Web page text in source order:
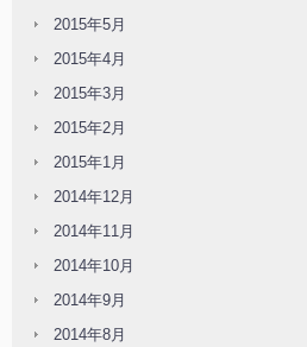
2015年5月
2015年4月
2015年3月
2015年2月
2015年1月
2014年12月
2014年11月
2014年10月
2014年9月
2014年8月